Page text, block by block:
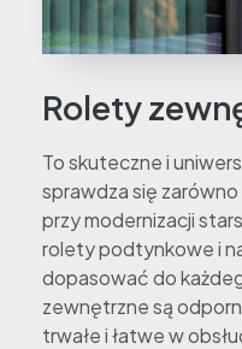
Rolety
To skuteczne i
sprawdza się
przy modernizacji
rolety podtynkowe i
dopasować do
zewnętrzne są
trwałe i łatwe w